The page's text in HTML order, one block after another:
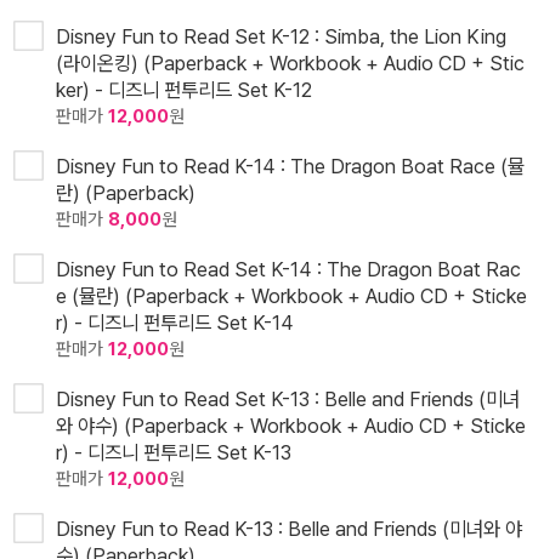
Disney Fun to Read Set K-12 : Simba, the Lion King
(라이온킹) (Paperback + Workbook + Audio CD + Stic
ker) - 디즈니 펀투리드 Set K-12
판매가 12,000원
Disney Fun to Read K-14 : The Dragon Boat Race (뮬
란) (Paperback)
판매가 8,000원
Disney Fun to Read Set K-14 : The Dragon Boat Rac
e (뮬란) (Paperback + Workbook + Audio CD + Sticke
r) - 디즈니 펀투리드 Set K-14
판매가 12,000원
Disney Fun to Read Set K-13 : Belle and Friends (미녀
와 야수) (Paperback + Workbook + Audio CD + Sticke
r) - 디즈니 펀투리드 Set K-13
판매가 12,000원
Disney Fun to Read K-13 : Belle and Friends (미녀와 야